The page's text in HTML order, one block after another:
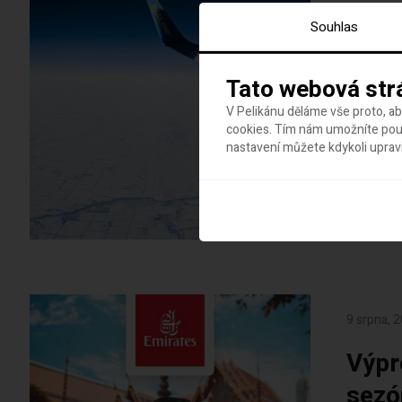
Srí
Tento
s
9 srpna,
Souhlas
Tato webová
V Pelikánu děláme vše proto,
cookies. Tím nám umožníte
nastavení můžete kdykoli